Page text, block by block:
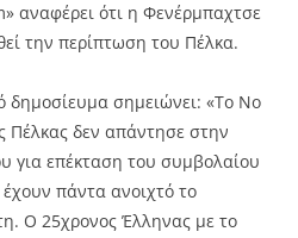
αναφέρει ότι η Φενέρμπαχτσε
την περίπτωση του Πέλκα.
δημοσίευμα σημειώνει: «Το Νο
δεν απάντησε στην
για επέκταση του συμβολαίου
πάντα ανοιχτό το
Ο 25χρονος Έλληνας με το